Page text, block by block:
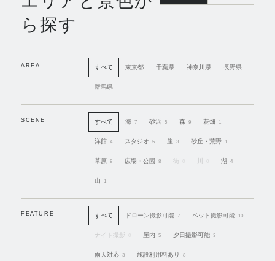
ら探す
AREA すべて 東京都 千葉県 神奈川県 長野県
群馬県
SCENE すべて 海 7 砂浜 5 森 9 花畑 1
洋館 4 スタジオ 5 崖 3 砂丘・荒野 1
草原 8 広場・公園 8 街 湖 4
山 1
FEATURE すべて ドローン撮影可能 7 ペット撮影可能 10
ナイト撮影 屋内 5 夕日撮影可能 3
雨天対応 3 施設利用料あり 8